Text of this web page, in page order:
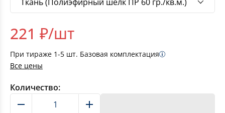
221 ₽/шт
При тираже 1-5 шт. Базовая комплектация
Все цены
Количество: